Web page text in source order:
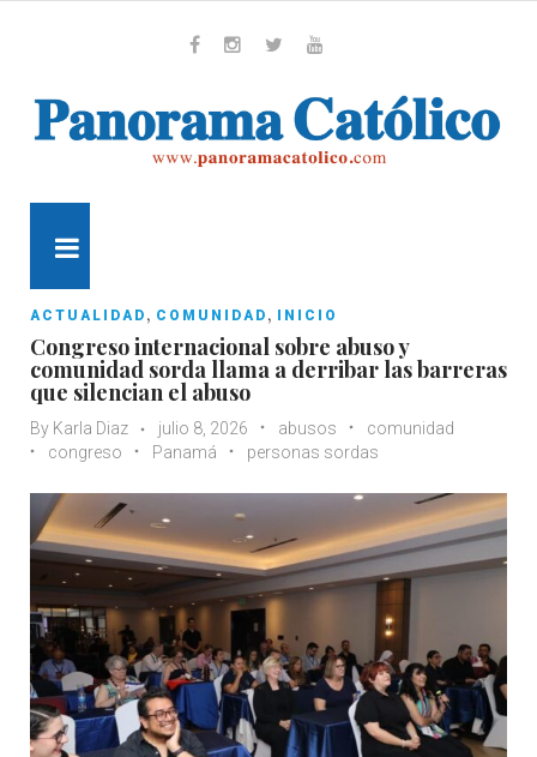
ACTUALIDAD , COMUNIDAD , INICIO
Congreso internacional sobre abuso y
comunidad sorda llama a derribar las barreras
que silencian el abuso
By Karla Diaz julio 8, 2026 abusos
comunidad
congreso
Panamá personas sordas